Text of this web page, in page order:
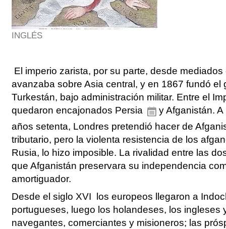
INGLÉS
El imperio zarista, por su parte, desde
avanzaba sobre Asia central, y en 1867 fundó el
Turkestán, bajo administración militar. Entre el
quedaron encajonados Persia
y Afganistán.
años setenta, Londres pretendió hacer de
tributario, pero la violenta resistencia de los
Rusia, lo hizo imposible. La rivalidad entre las
que Afganistán preservara su independencia
amortiguador.
Desde el siglo XVI los europeos llegaron a
portugueses, luego los holandeses, los ingleses
navegantes, comerciantes y misioneros; las